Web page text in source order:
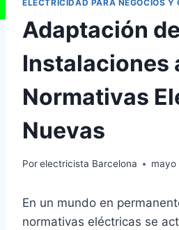
ELECTRICIDAD PARA NEGOCIOS Y
Adaptación de
Instalaciones
Normativas
Nuevas
Porelectricista Barcelona mayo
En un mundo en
normativas eléctricas se